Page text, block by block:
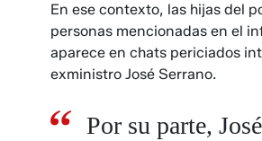
En ese contexto, las hijas del
personas mencionadas en el
aparece en chats periciados
exministro José Serrano.
Por su parte,